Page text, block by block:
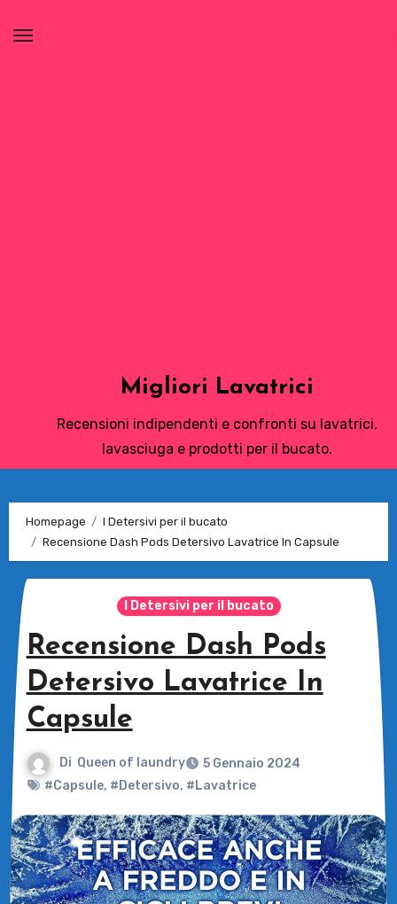
Migliori Lavatrici
Recensioni indipendenti e confronti su lavatrici,
lavasciuga e prodotti per il bucato.
Homepage
I Detersivi per il bucato
Recensione Dash Pods Detersivo Lavatrice In Capsule
I Detersivi per il bucato
Recensione Dash Pods
Detersivo Lavatrice In
Capsule
Di Queen of laundry
5 Gennaio 2024
#Capsule, #Detersivo, #Lavatrice